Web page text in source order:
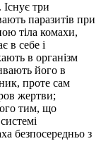
три
паразитів при
тіла комахи,
в себе і
в організм
його в
проте сам
жертви;
тим, що
безпосередньо з